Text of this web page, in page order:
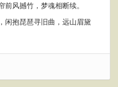
风撼竹，梦魂相断续。
闲抱琵琶寻旧曲，远山眉黛